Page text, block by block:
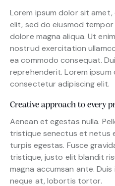
Lorem ipsum dolor sit
elit, sed do eiusmod
dolore magna aliqua. Ut
nostrud exercitation
ea commodo consequat.
reprehenderit. Lorem ipsum
consectetur adipiscing elit.
Creative approach to every
Aenean et egestas nulla.
tristique senectus et netus
turpis egestas. Fusce
tristique, justo elit blandit
magna accumsan ante.
neque at, lobortis tortor.